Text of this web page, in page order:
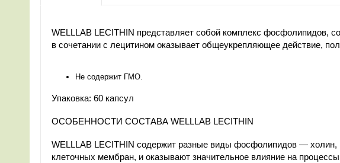
WELLLAB LECITHIN представляет собой комплекс фосфолипидов,
в сочетании с лецитином оказывает общеукрепляющее действие,
Не содержит ГМО.
Упаковка: 60 капсул
ОСОБЕННОСТИ СОСТАВА WELLLAB LECITHIN
WELLLAB LECITHIN содержит разные виды фосфолипидов —
клеточных мембран, и оказывают значительное влияние на